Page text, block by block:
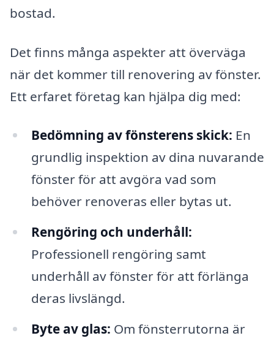
bostad.
Det finns många aspekter att överväga
när det kommer till renovering av fönster.
Ett erfaret företag kan hjälpa dig med:
Bedömning av fönsterens skick: En
grundlig inspektion av dina nuvarande
fönster för att avgöra vad som
behöver renoveras eller bytas ut.
Rengöring och underhåll:
Professionell rengöring samt
underhåll av fönster för att förlänga
deras livslängd.
Byte av glas: Om fönsterrutorna är